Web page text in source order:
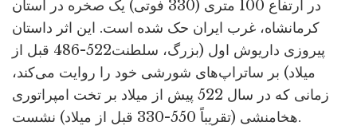
در ارتفاع 100 متری (330 فوتی) یک صخره در استان
کرمانشاه، غرب ایران حک شده است. این اثر داستان
پیروزی داریوش اول (بزرگ، سلطنت522-486 قبل از
میلاد) بر ساتراپ‌های شورشی خود را روایت می‌کند،
زمانی که در سال 522 پیش از میلاد بر تخت امپراتوری
هخامنشی (تقریباً 550-330 قبل از میلاد) نشست.